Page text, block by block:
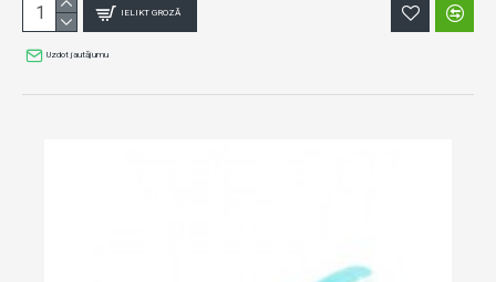
IELIKT GROZĀ
Uzdot jautājumu